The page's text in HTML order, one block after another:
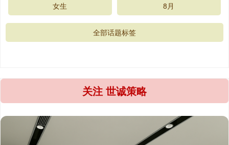
女生 8月
全部话题标签
关注 世诚策略